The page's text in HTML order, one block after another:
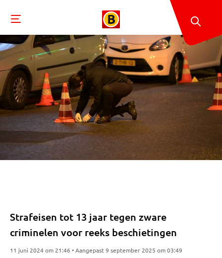
Strafeisen tot 13 jaar tegen zware
criminelen voor reeks beschietingen
11 juni 2024 om 21:46 • Aangepast 9 september 2025 om 03:49